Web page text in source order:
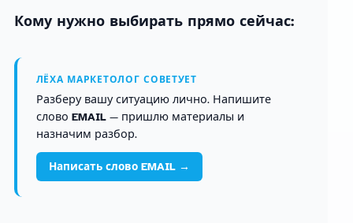
Кому нужно выбирать прямо сейчас:
ЛЁХА МАРКЕТОЛОГ СОВЕТУЕТ
Разберу вашу ситуацию лично. Напишите
слово EMAIL— пришлю материалы и
назначим разбор.
Написать слово EMAIL →